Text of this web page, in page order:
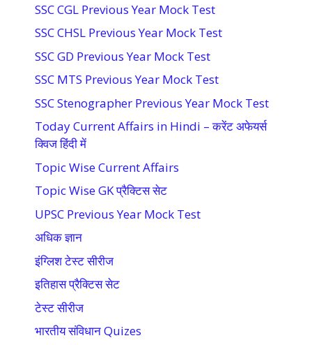
SSC CGL Previous Year Mock Test
SSC CHSL Previous Year Mock Test
SSC GD Previous Year Mock Test
SSC MTS Previous Year Mock Test
SSC Stenographer Previous Year Mock Test
Today Current Affairs in Hindi – करेंट अफेयर्स
क्विज हिंदी में
Topic Wise Current Affairs
Topic Wise GK प्रैक्टिस सेट
UPSC Previous Year Mock Test
अधिक ज्ञान
इंग्लिश टेस्ट सीरीज
इतिहास प्रैक्टिस सेट
टेस्ट सीरीज
भारतीय संविधान Quizes